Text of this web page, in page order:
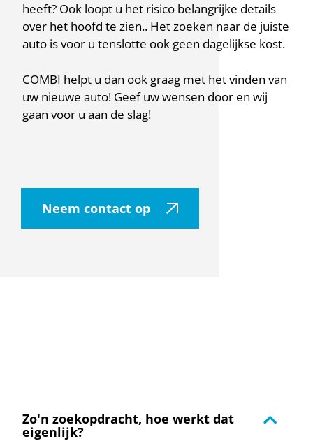
heeft? Ook loopt u het risico belangrijke details
over het hoofd te zien.. Het zoeken naar de juiste
auto is voor u tenslotte ook geen dagelijkse kost.
COMBI helpt u dan ook graag met het vinden van
uw nieuwe auto! Geef uw wensen door en wij
gaan voor u aan de slag!
Neem contact op
Zo'n zoekopdracht, hoe werkt dat
eigenlijk?